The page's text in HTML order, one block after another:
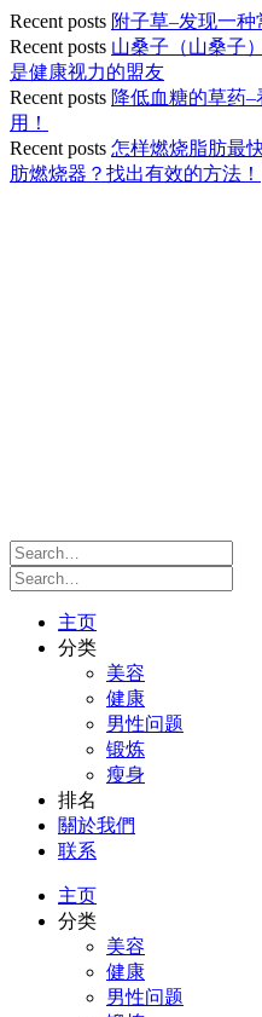
Recent posts 附子草–发现一种
Recent posts 山桑子（山桑子
是健康视力的盟友
Recent posts 降低血糖的草药
用！
Recent posts 怎样燃烧脂肪最
肪燃烧器？找出有效的方法！
主页
分类
美容
健康
男性问题
锻炼
瘦身
排名
關於我們
联系
主页
分类
美容
健康
男性问题